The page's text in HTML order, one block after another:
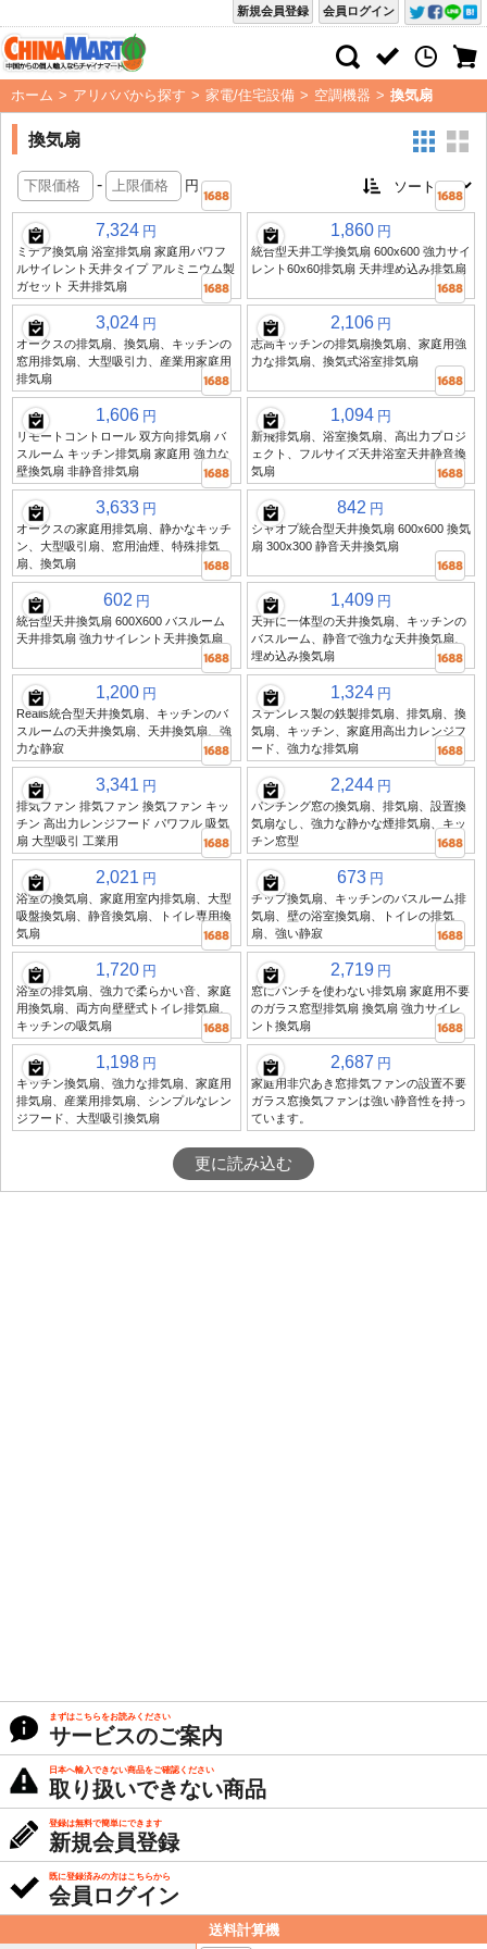
会員ログイン
新規会員登録
ホーム > アリババから探す > 家電/住宅設備 > 空調機器 > 換気扇
換気扇
- 円
7,324 円
ミデア換気扇 浴室排気扇 家庭用パワフ
ルサイレント天井タイプ アルミニウム製
ガセット 天井排気扇
1,860 円
統合型天井工学換気扇 600x600 強力サイ
レント60x60排気扇 天井埋め込み排気扇
3,024 円
オークスの排気扇、換気扇、キッチンの
窓用排気扇、大型吸引力、産業用家庭用
排気扇
2,106 円
志高キッチンの排気扇換気扇、家庭用強
力な排気扇、換気式浴室排気扇
1,606 円
リモートコントロール 双方向排気扇 バ
スルーム キッチン排気扇 家庭用 強力な
壁換気扇 非静音排気扇
1,094 円
新飛排気扇、浴室換気扇、高出力プロジ
ェクト、フルサイズ天井浴室天井静音換
気扇
3,633 円
オークスの家庭用排気扇、静かなキッチ
ン、大型吸引扇、窓用油煙、特殊排気
扇、換気扇
842 円
シャオプ統合型天井換気扇 600x600 換気
扇 300x300 静音天井換気扇
602 円
統合型天井換気扇 600X600 バスルーム
天井排気扇 強力サイレント天井換気扇
1,409 円
天井に一体型の天井換気扇、キッチンの
バスルーム、静音で強力な天井換気扇、
埋め込み換気扇
1,200 円
Realis統合型天井換気扇、キッチンのバ
スルームの天井換気扇、天井換気扇、強
力な静寂
1,324 円
ステンレス製の鉄製排気扇、排気扇、換
気扇、キッチン、家庭用高出力レンジフ
ード、強力な排気扇
3,341 円
排気ファン 排気ファン 換気ファン キッ
チン 高出力レンジフード パワフル 吸気
扇 大型吸引 工業用
2,244 円
パンチング窓の換気扇、排気扇、設置換
気扇なし、強力な静かな煙排気扇、キッ
チン窓型
2,021 円
浴室の換気扇、家庭用室内排気扇、大型
吸盤換気扇、静音換気扇、トイレ専用換
気扇
673 円
チップ換気扇、キッチンのバスルーム排
気扇、壁の浴室換気扇、トイレの排気
扇、強い静寂
1,720 円
浴室の排気扇、強力で柔らかい音、家庭
用換気扇、両方向壁壁式トイレ排気扇、
キッチンの吸気扇
2,719 円
窓にパンチを使わない排気扇 家庭用不要
のガラス窓型排気扇 換気扇 強力サイレ
ント換気扇
1,198 円
キッチン換気扇、強力な排気扇、家庭用
排気扇、産業用排気扇、シンプルなレン
ジフード、大型吸引換気扇
2,687 円
家庭用非穴あき窓排気ファンの設置不要
ガラス窓換気ファンは強い静音性を持っ
ています。
更に読み込む
まずはこちらをお読みください
サービスのご案内
日本へ輸入できない商品をご確認ください
取り扱いできない商品
登録は無料で簡単にできます
新規会員登録
既に登録済みの方はこちらから
会員ログイン
送料計算機